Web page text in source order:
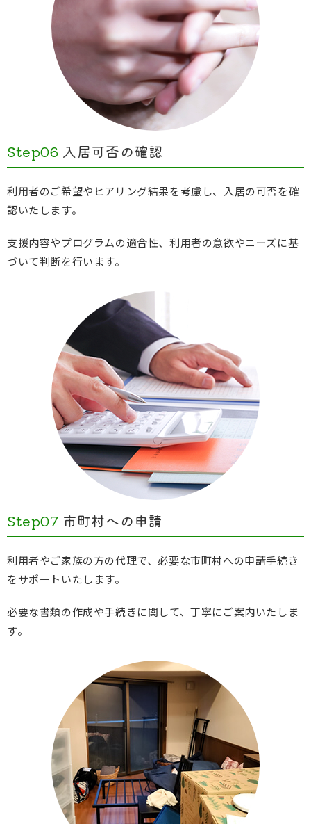
Step06 入居可否の確認
利用者のご希望やヒアリング結果を考慮し、入居の可否を確
認いたします。
支援内容やプログラムの適合性、利用者の意欲やニーズに基
づいて判断を行います。
Step07 市町村への申請
利用者やご家族の方の代理で、必要な市町村への申請手続き
をサポートいたします。
必要な書類の作成や手続きに関して、丁寧にご案内いたしま
す。